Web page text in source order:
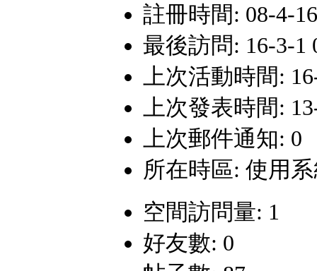
註冊時間: 08-4-
最後訪問: 16-3-1
上次活動時間:
上次發表時間:
上次郵件通知: 0
所在時區: 使用
空間訪問量: 1
好友數: 0